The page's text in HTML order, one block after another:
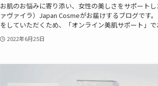
お肌のお悩みに寄り添い、女性の美しさをサポート
ァヴァイラ）Japan Cosmeがお届けするブログです
をしていただくため、「オンライン美肌サポート」
2022年6月25日